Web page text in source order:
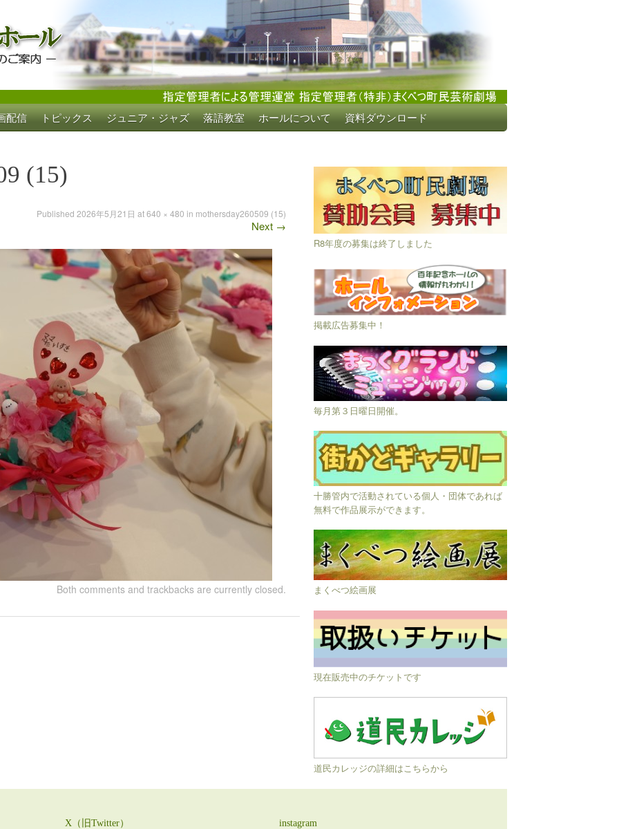
ール
配信 トピックス ジュニア・ジャズ 落語教室 ホールについて 資料ダウンロード
(15)
Published 2026年5月21日 at640 × 480 in mothersday260509 (15)
Next →
Both comments and trackbacks are currently closed.
R8年度の募集は終了しました
掲載広告募集中！
毎月第３日曜日開催。
十勝管内で活動されている個人・団体であれば
無料で作品展示ができます。
まくべつ絵画展
現在販売中のチケットです
道民カレッジの詳細はこちらから
X（旧Twitter） instagram